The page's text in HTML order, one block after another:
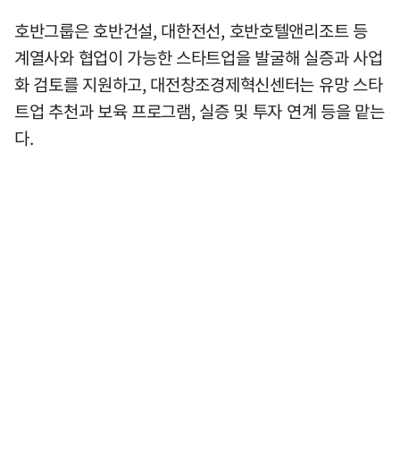
호반그룹은 호반건설, 대한전선, 호반호텔앤리조트 등
계열사와 협업이 가능한 스타트업을 발굴해 실증과 사업
화 검토를 지원하고, 대전창조경제혁신센터는 유망 스타
트업 추천과 보육 프로그램, 실증 및 투자 연계 등을 맡는
다.